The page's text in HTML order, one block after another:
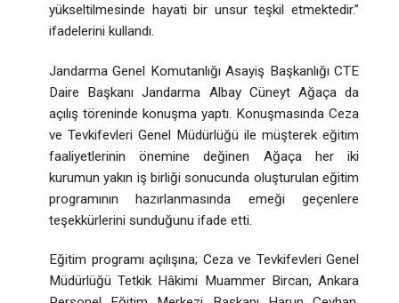
yükseltilmesinde hayati bir unsur teşkil etmektedir.”
ifadelerini kullandı.
Jandarma Genel Komutanlığı Asayiş Başkanlığı CTE
Daire Başkanı Jandarma Albay Cüneyt Ağaça da
açılış töreninde konuşma yaptı. Konuşmasında Ceza
ve Tevkifevleri Genel Müdürlüğü ile müşterek eğitim
faaliyetlerinin önemine değinen Ağaça her iki
kurumun yakın iş birliği sonucunda oluşturulan eğitim
programının hazırlanmasında emeği geçenlere
teşekkürlerini sunduğunu ifade etti.
Eğitim programı açılışına; Ceza ve Tevkifevleri Genel
Müdürlüğü Tetkik Hâkimi Muammer Bircan, Ankara